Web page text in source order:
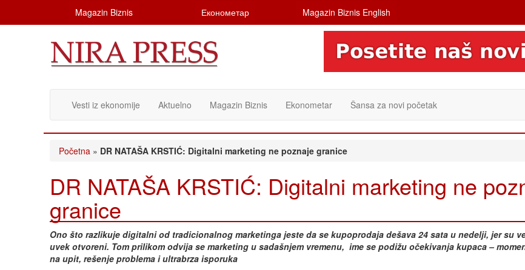
Magazin Biznis Економетар Magazin Biznis English
Vesti iz ekonomije Aktuelno Magazin Biznis Ekonometar Šansa za novi početak
Početna » DR NATAŠA KRSTIĆ: Digitalni marketing ne poznaje granice
DR NATAŠA KRSTIĆ: Digitalni marketing ne
granice
Ono što razlikuje digitalni od tradicionalnog marketinga jeste da se kupoprodaja dešava 24 sata u nedelji, jer su
uvek otvoreni. Tom prilikom odvija se marketing u sadašnjem vremenu, ime se podižu očekivanja kupaca –
na upit, rešenje problema i ultrabrza isporuka